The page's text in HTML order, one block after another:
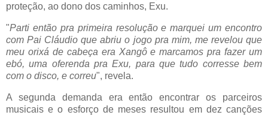
proteção, ao dono dos caminhos, Exu.
"Parti então pra primeira resolução e marquei um encontro
com Pai Cláudio que abriu o jogo pra mim, me revelou que
meu orixá de cabeça era Xangô e marcamos pra fazer um
ebó, uma oferenda pra Exu, para que tudo corresse bem
com o disco, e correu", revela.
A segunda demanda era então encontrar os parceiros
musicais e o esforço de meses resultou em dez canções